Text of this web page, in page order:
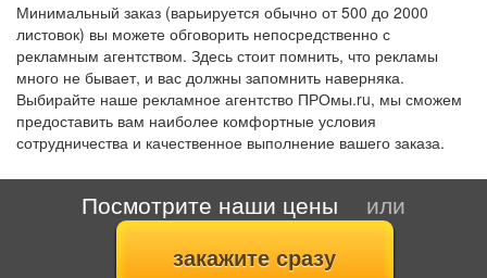
Минимальный заказ (варьируется обычно от 500 до 2000
листовок) вы можете обговорить непосредственно с
рекламным агентством. Здесь стоит помнить, что рекламы
много не бывает, и вас должны запомнить наверняка.
Выбирайте наше рекламное агентство ПРОмы.ru, мы сможем
предоставить вам наиболее комфортные условия
сотрудничества и качественное выполнение вашего заказа.
Посмотрите наши цены или